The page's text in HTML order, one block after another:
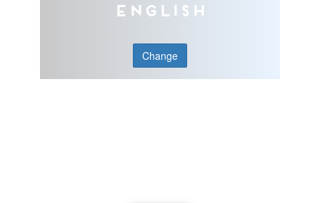
English
Change